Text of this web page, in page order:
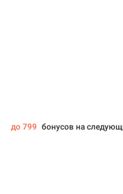
до 799 бонусов на